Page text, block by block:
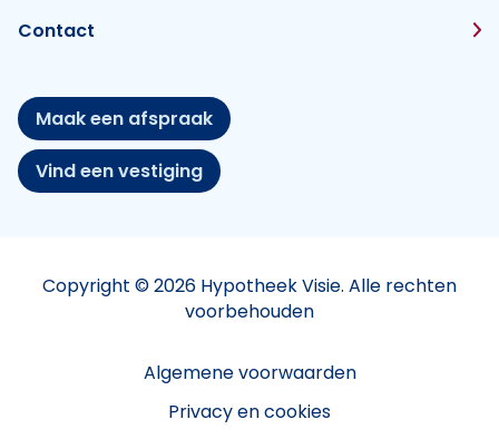
Contact
Maak een afspraak
Vind een vestiging
Copyright © 2026 Hypotheek Visie. Alle rechten
voorbehouden
Algemene voorwaarden
Privacy en cookies